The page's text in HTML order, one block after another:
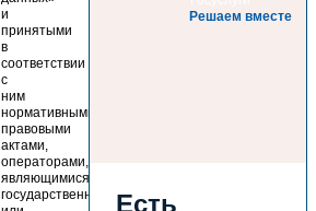
и
принятыми
в
соответствии
с
ним
нормативными
правовыми
актами,
операторами,
являющимися
государственными
Решаем вместе
Есть